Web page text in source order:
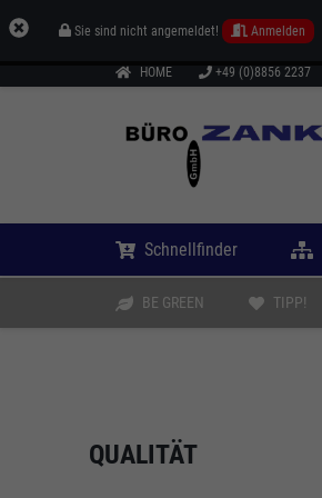
HOME +49 (0)8856 2237
Schnellfinder
BE GREEN TIPP!
QUALITÄT
Sie sind nicht angemeldet! Anmelden